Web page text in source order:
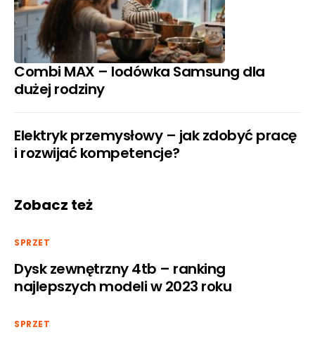
Combi MAX – lodówka Samsung dla
dużej rodziny
Elektryk przemysłowy – jak zdobyć pracę
i rozwijać kompetencje?
Zobacz też
SPRZET
Dysk zewnętrzny 4tb – ranking
najlepszych modeli w 2023 roku
SPRZET